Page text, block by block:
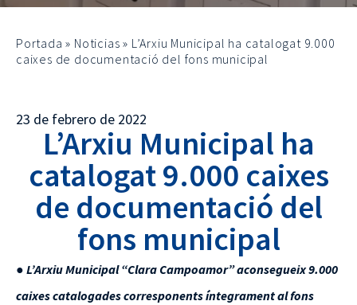
Portada » Noticias » L’Arxiu Municipal ha catalogat 9.000
caixes de documentació del fons municipal
23 de febrero de 2022
L’Arxiu Municipal ha
catalogat 9.000 caixes
de documentació del
fons municipal
● L’Arxiu Municipal “Clara Campoamor” aconsegueix 9.000
caixes catalogades corresponents íntegrament al fons